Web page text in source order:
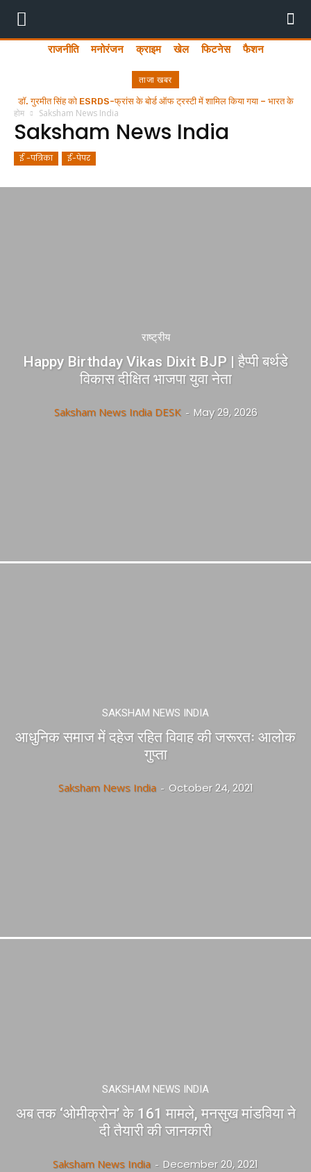
राजनीति मनोरंजन क्राइम खेल फिटनेस फैशन
ताजा खबर
डॉ. गुरमीत सिंह को ESRDS-फ्रांस के बोर्ड ऑफ ट्रस्टी में शामिल किया गया – भारत के
होम Saksham News India
Saksham News India
ई -पत्रिका ई-पेपर
राष्ट्रीय
Happy Birthday Vikas Dixit BJP | हैप्पी बर्थडे
विकास दीक्षित भाजपा युवा नेता
Saksham News India DESK - May 29, 2026
SAKSHAM NEWS INDIA
आधुनिक समाज में दहेज रहित विवाह की जरूरतः आलोक
गुप्ता
Saksham News India - October 24, 2021
SAKSHAM NEWS INDIA
अब तक ‘ओमीक्रोन’ के 161 मामले, मनसुख मांडविया ने
दी तैयारी की जानकारी
Saksham News India - December 20, 2021